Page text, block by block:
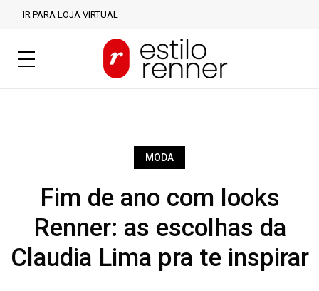
IR PARA LOJA VIRTUAL
MODA
Fim de ano com looks
Renner: as escolhas da
Claudia Lima pra te inspirar